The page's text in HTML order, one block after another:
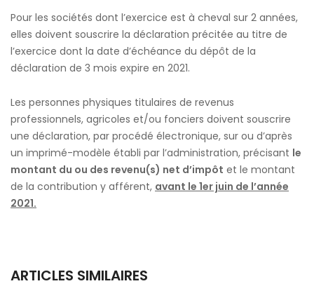
Pour les sociétés dont l’exercice est à cheval sur 2 années,
elles doivent souscrire la déclaration précitée au titre de
l’exercice dont la date d’échéance du dépôt de la
déclaration de 3 mois expire en 2021.
Les personnes physiques titulaires de revenus
professionnels, agricoles et/ou fonciers doivent souscrire
une déclaration, par procédé électronique, sur ou d’après
un imprimé-modèle établi par l’administration, précisant le
montant du ou des revenu(s) net d’impôt et le montant
de la contribution y afférent, avant le 1er juin de l’année
2021.
ARTICLES SIMILAIRES